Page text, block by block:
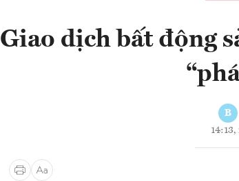
Giao dịch bất động
B